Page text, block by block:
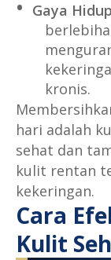
Gaya
kronis.
hari adalah
sehat dan
kulit rentan
kekeringan.
Cara
Kulit